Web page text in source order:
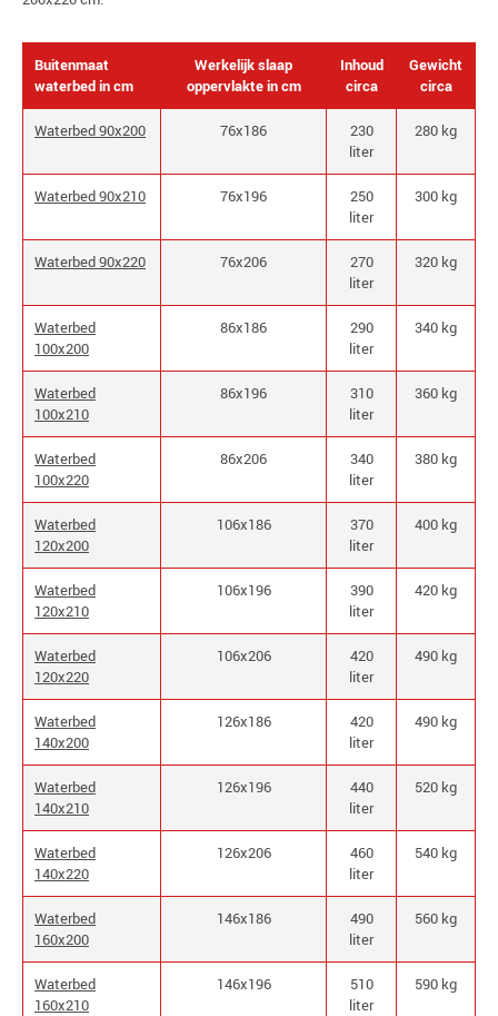
Buitenmaat
waterbed in cm
Werkelijk slaap
oppervlakte in cm
Inhoud
circa
Gewicht
circa
Waterbed 90x200 76x186
230
liter
280 kg
Waterbed 90x210 76x196
250
liter
300 kg
Waterbed 90x220 76x206
270
liter
320 kg
Waterbed
100x200
86x186
290
liter
340 kg
Waterbed
100x210
86x196
310
liter
360 kg
Waterbed
100x220
86x206
340
liter
380 kg
Waterbed
120x200
106x186
370
liter
400 kg
Waterbed
120x210
106x196
390
liter
420 kg
Waterbed
120x220
106x206
420
liter
490 kg
Waterbed
140x200
126x186
420
liter
490 kg
Waterbed
140x210
126x196
440
liter
520 kg
Waterbed
140x220
126x206
460
liter
540 kg
Waterbed
160x200
146x186
490
liter
560 kg
Waterbed
160x210
146x196
510
liter
590 kg